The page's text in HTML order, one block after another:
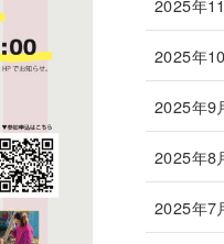
2025年
2025年9
2025年8
2025年7